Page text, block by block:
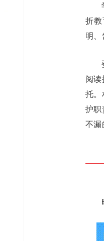
折
明、
阅
托
护
不漏